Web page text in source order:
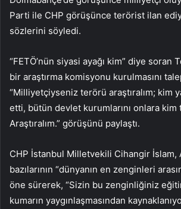
Parti ile CHP görüşünce terörist ilan
sözlerini söyledi.
“FETÖ’nün siyasi ayağı kim” diye soran
bir araştırma komisyonu kurulmasını
“Milliyetçiyseniz terörü araştıralım; kim
etti, bütün devlet kurumlarını onlara kim
Araştıralım.” görüşünü paylaştı.
CHP İstanbul Milletvekili Cihangir İslam,
bazılarının “dünyanın en zenginleri
öne sürerek, “Sizin bu zenginliğiniz
kumarın yaygınlaşmasından